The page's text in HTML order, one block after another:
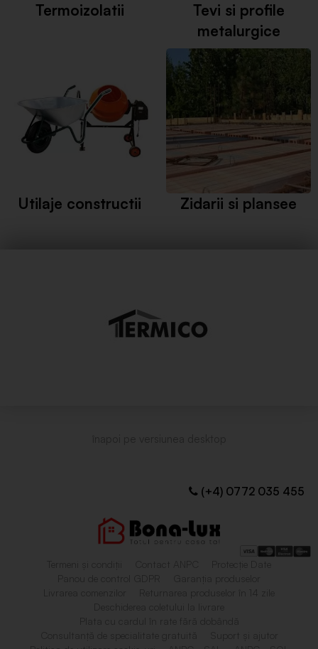
Termoizolatii
Tevi si profile
metalurgice
Utilaje constructii Zidarii si plansee
(+4) 0772 035 455